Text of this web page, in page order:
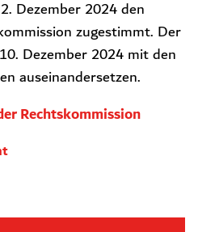
Dezember 2024 den
zugestimmt. Der
Dezember 2024 mit den
auseinandersetzen.
Rechtskommission